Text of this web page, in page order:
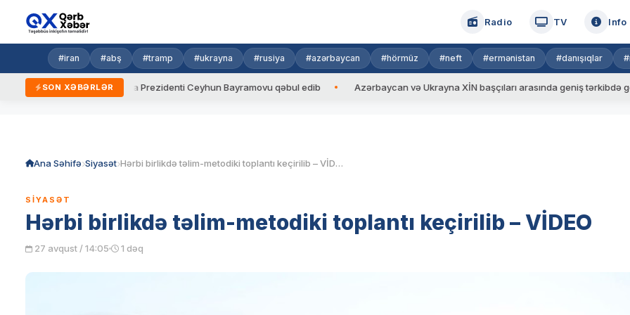
Radio TV Info
#iran #abş #tramp #ukrayna #rusiya #azərbaycan #hörmüz #neft #ermənistan #danışıqlar
SON XƏBƏRLƏR
Ukrayna Prezidenti Ceyhun Bayramovu qəbul edib Azərbaycan və Ukrayna XİN başçıları arasında geniş tərkibdə görüş
Ana Səhifə Siyasət Hərbi birlikdə təlim-metodiki toplantı keçirilib – VİDEO
SIYASƏT
Hərbi birlikdə təlim-metodiki toplantı keçirilib – VİDEO
27 avqust / 14:05 1 dəq